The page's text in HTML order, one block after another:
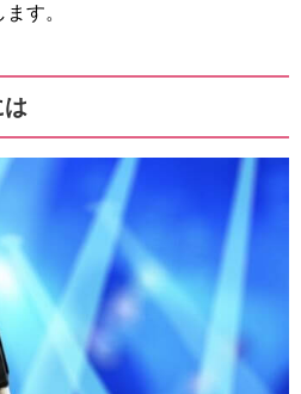
す。